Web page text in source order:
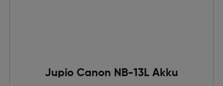
Jupio Canon NB-13L Akku